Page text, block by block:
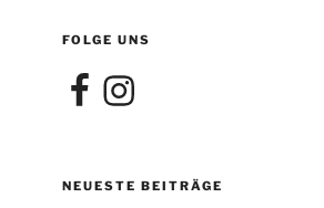
FOLGE UNS
FacebookInstagram
NEUESTE BEITRÄGE